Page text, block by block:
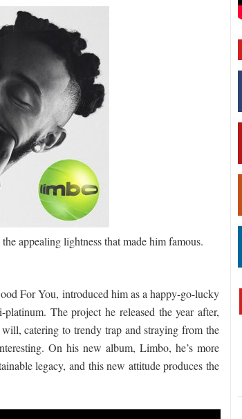
appealing lightness that made him famous.
For You, introduced him as a happy-go-lucky
The project he released the year after,
catering to trendy trap and straying from the
On his new album, Limbo, he’s more
legacy, and this new attitude produces the